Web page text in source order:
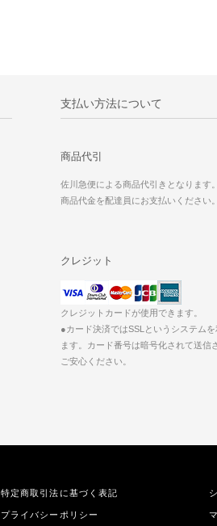
支払い方法について
商品代引
佐川急便による商品代引きとなります。
商品代金を配達員にお支払いください。
クレジット
クレジットカードが使用できます。
●カード決済ではSSLというシステムを
ます。カード番号は暗号化されて送信
ご安心ください。
特定商取引法に基づく表記
プライバシーポリシー